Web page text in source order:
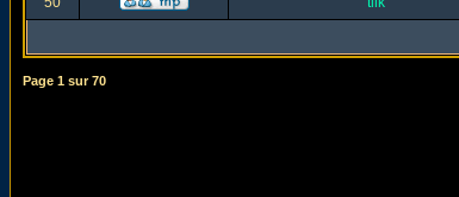
Page 1 sur70